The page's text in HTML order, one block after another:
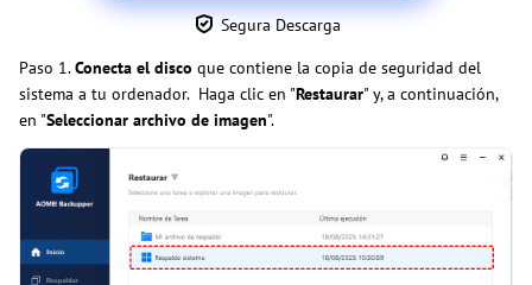
Segura Descarga
Paso 1.Conecta el disco que contiene la copia de seguridad del
sistema a tu ordenador. Haga clic en "Restaurar" y, a continuación,
en "Seleccionar archivo de imagen".